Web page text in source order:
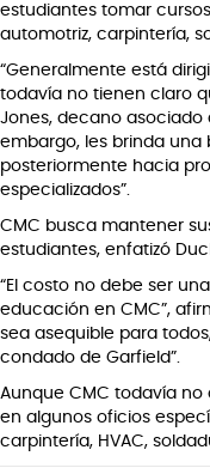
estudiantes tomar
automotriz, carpintería,
“Generalmente está
todavía no tienen claro
Jones, decano asociado
embargo, les brinda una
posteriormente hacia
especializados”.
CMC busca mantener
estudiantes, enfatizó
“El costo no debe ser
educación en CMC”,
sea asequible para
condado de Garfield”.
Aunque CMC todavía
en algunos oficios
carpintería, HVAC,